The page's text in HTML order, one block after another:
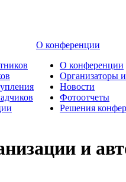
О конференции
О конференции
Организаторы
Новости
Фотоотчеты
Решения
и